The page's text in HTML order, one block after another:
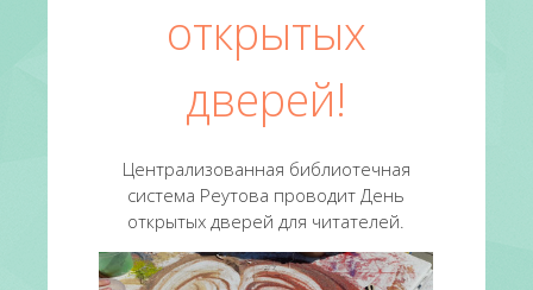
открытых
дверей!
Централизованная библиотечная
система Реутова проводит День
открытых дверей для читателей.